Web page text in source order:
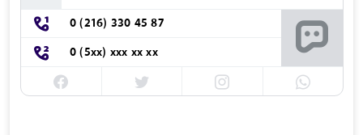
0 (216) 330 45 87
0 (5xx) xxx xx xx